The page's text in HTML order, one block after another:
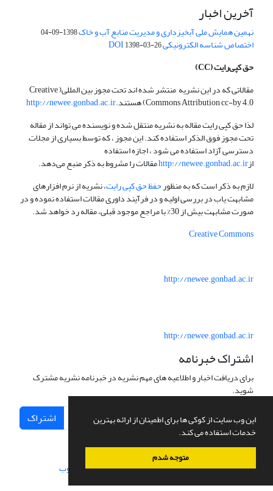
این وب سایت از کوکی ها برای اطمینان از ارائه بهترین
خدمات استفاده می کند.
متوجه شدم
آخرین اخبار
نهمین همایش ملی آبخیزداری و مدیریت منابع آب و خاک1398-09-04
اختصاص شناسه الکترونیکی DOI1398-03-26
حق کپی‌رایت(CC)
مقالاتی که در این نشریه منتشر شده اند تحت مجوز بین المللی( Creative
Commons Attribution cc-by 4.0) هستند.
http://newee.gonbad.ac.ir
لذا حق کپی رایت مقاله به نشریه منتقل شده و نویسنده می تواند از مقاله
تحت مجوز فوق الذکر استفاده کند. این مجوز ، که توسط بسیاری از مجلات
دسترسی آزاد استفاده می شود ، اجازه استفاده
ازhttp://newee.gonbad.ac.irمقالات را مشروط به ذکر منبع می‌دهد.
لازم به ذکر است که به منظورحفظ حق کپی رایت، نشریه از نرم افزارهای
مشابهت یاب در بررسی اولیه و در فرآیند داوری مقالات استفاده نموده و در
صورت مشابهت بیش از 30% با مراجع موجود قبلی، مقاله رد خواهد شد.
Creative Commons
http://newee.gonbad.ac.ir
http://newee.gonbad.ac.ir
اشتراک خبرنامه
برای دریافت اخبار و اطلاعیه های مهم نشریه در خبرنامه نشریه مشترک
شوید.
اشتراک
سامانه مدیریت نشریات علمی.طراحی و پیاده سازی از سیناوب